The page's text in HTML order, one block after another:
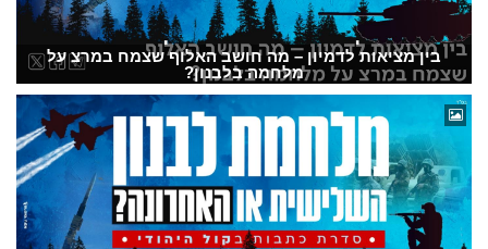
בין מציאות לדמיון – מה חושב האלוף שצמח במרצ על
מלחמה בלבנון?